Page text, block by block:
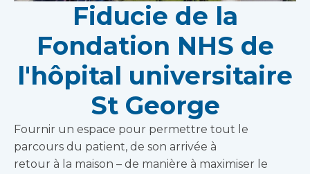
Fiducie de la
Fondation NHS de
l'hôpital universitaire
St George
Fournir un espace pour permettre tout le
parcours du patient, de son arrivée à
retour à la maison – de manière à maximiser le